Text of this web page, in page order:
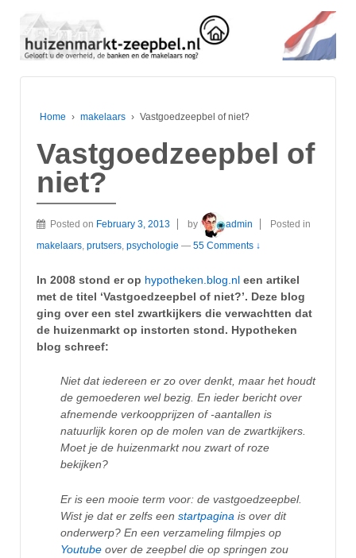
Home › makelaars › Vastgoedzeepbel of niet?
Vastgoedzeepbel of
niet?
Posted on February 3, 2013 by admin
Posted in
makelaars prutsers psychologie — 55 Comments ↓
In 2008 stond er op hypotheken.blog.nl een artikel
met de titel ‘Vastgoedzeepbel of niet?’. Deze blog
ging over een stel zwartkijkers die verwachtten dat
de huizenmarkt op instorten stond. Hypotheken
blog schreef:
Niet dat iedereen er zo over denkt, maar het houdt
de gemoederen wel bezig. En ieder bericht over
afnemende verkoopprijzen of -aantallen is
natuurlijk koren op de molen van de zwartkijkers.
Moet je de huizenmarkt nou zwart of roze
bekijken?
Er is een mooie term voor: de vastgoedzeepbel.
Wist je dat er zelfs een startpagina is over dit
onderwerp? En een verzameling filmpjes op
Youtube over de zeepbel die op springen zou